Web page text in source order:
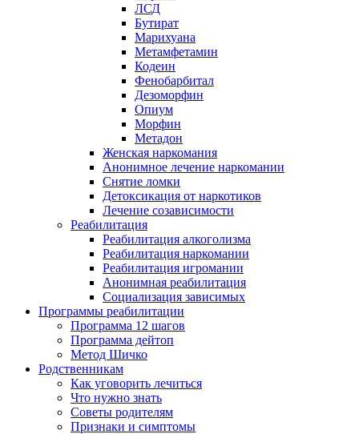
ЛСД
Бутират
Марихуана
Метамфетамин
Кодеин
Фенобарбитал
Дезоморфин
Опиум
Морфин
Метадон
Женская наркомания
Анонимное лечение наркомании
Снятие ломки
Детоксикация от наркотиков
Лечение созависимости
Реабилитация
Реабилитация алкоголизма
Реабилитация наркомании
Реабилитация игромании
Анонимная реабилитация
Социализация зависимых
Программы реабилитации
Программа 12 шагов
Программа дейтоп
Метод Шичко
Родственникам
Как уговорить лечиться
Что нужно знать
Советы родителям
Признаки и симптомы